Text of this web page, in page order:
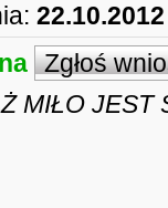
Zgłoś
MIŁO JEST